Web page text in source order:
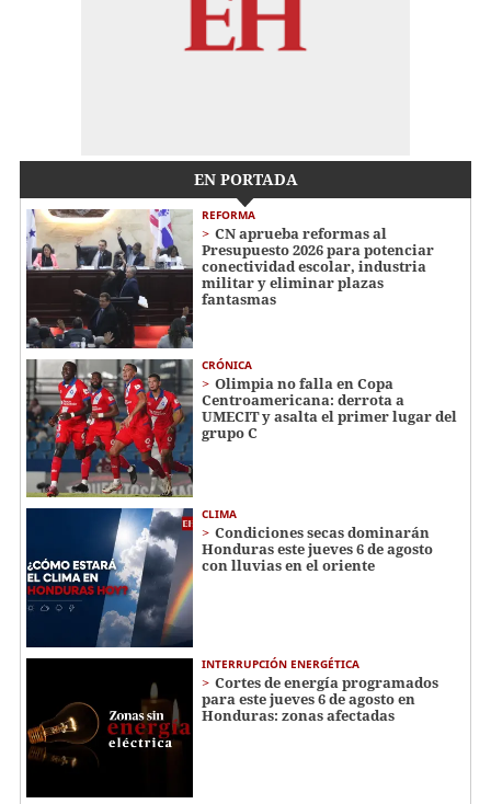
EN PORTADA
REFORMA
CN aprueba reformas al
Presupuesto 2026 para potenciar
conectividad escolar, industria
militar y eliminar plazas
fantasmas
CRÓNICA
Olimpia no falla en Copa
Centroamericana: derrota a
UMECIT y asalta el primer lugar del
grupo C
CLIMA
Condiciones secas dominarán
Honduras este jueves 6 de agosto
con lluvias en el oriente
INTERRUPCIÓN ENERGÉTICA
Cortes de energía programados
para este jueves 6 de agosto en
Honduras: zonas afectadas